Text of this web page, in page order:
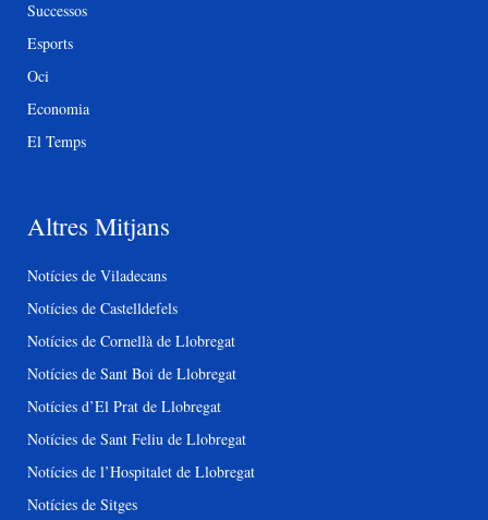
Successos
Esports
Oci
Economia
El Temps
Altres Mitjans
Notícies de Viladecans
Notícies de Castelldefels
Notícies de Cornellà de Llobregat
Notícies de Sant Boi de Llobregat
Notícies d’El Prat de Llobregat
Notícies de Sant Feliu de Llobregat
Notícies de l’Hospitalet de Llobregat
Notícies de Sitges